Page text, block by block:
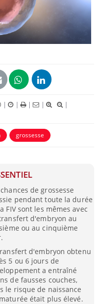
| | | |
|
grossesse
de grossesse
pendant toute la durée
FIV sont les mêmes avec
d'embryon au
ou au cinquième
d'embryon obtenu
5 ou 6 jours de
a entraîné
de fausses couches,
le risque de naissance
était plus élevé.